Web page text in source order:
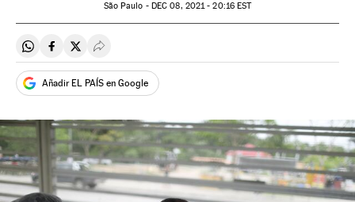
São Paulo - DEC 08, 2021 - 20:16EST
Compartir en Whatsapp
Compartir en Facebook
Compartir en Twitter
Desplegar Redes Sociales
Añadir EL PAÍS en Google